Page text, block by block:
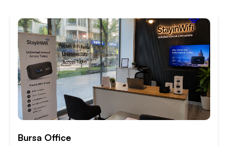
Bursa Office